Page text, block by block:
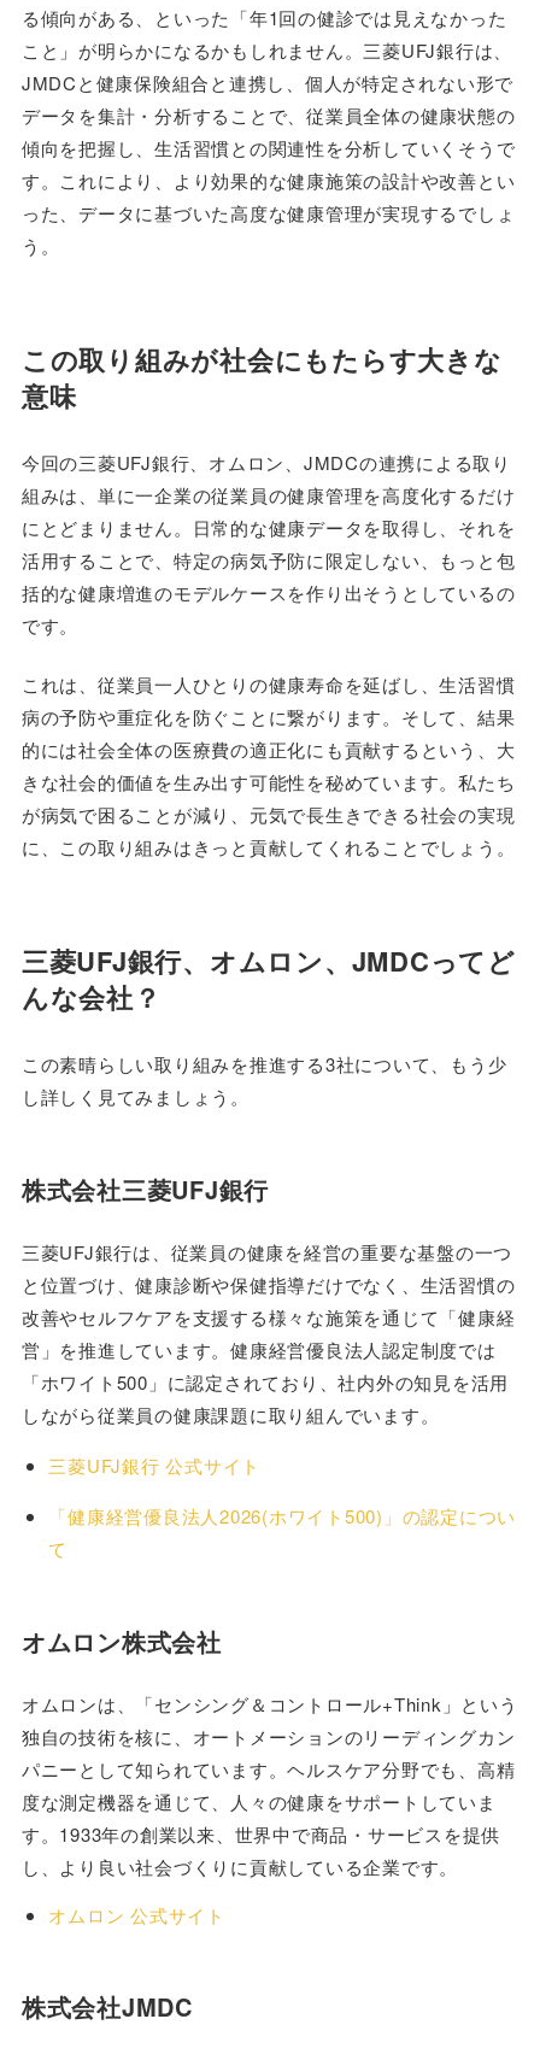
る傾向がある、といった「年1回の健診では見えなかった
こと」が明らかになるかもしれません。三菱UFJ銀行は、
JMDCと健康保険組合と連携し、個人が特定されない形で
データを集計・分析することで、従業員全体の健康状態の
傾向を把握し、生活習慣との関連性を分析していくそうで
す。これにより、より効果的な健康施策の設計や改善とい
った、データに基づいた高度な健康管理が実現するでしょ
う。
この取り組みが社会にもたらす大きな
意味
今回の三菱UFJ銀行、オムロン、JMDCの連携による取り
組みは、単に一企業の従業員の健康管理を高度化するだけ
にとどまりません。日常的な健康データを取得し、それを
活用することで、特定の病気予防に限定しない、もっと包
括的な健康増進のモデルケースを作り出そうとしているの
です。
これは、従業員一人ひとりの健康寿命を延ばし、生活習慣
病の予防や重症化を防ぐことに繋がります。そして、結果
的には社会全体の医療費の適正化にも貢献するという、大
きな社会的価値を生み出す可能性を秘めています。私たち
が病気で困ることが減り、元気で長生きできる社会の実現
に、この取り組みはきっと貢献してくれることでしょう。
三菱UFJ銀行、オムロン、JMDCってど
んな会社？
この素晴らしい取り組みを推進する3社について、もう少
し詳しく見てみましょう。
株式会社三菱UFJ銀行
三菱UFJ銀行は、従業員の健康を経営の重要な基盤の一つ
と位置づけ、健康診断や保健指導だけでなく、生活習慣の
改善やセルフケアを支援する様々な施策を通じて「健康経
営」を推進しています。健康経営優良法人認定制度では
「ホワイト500」に認定されており、社内外の知見を活用
しながら従業員の健康課題に取り組んでいます。
三菱UFJ銀行 公式サイト
「健康経営優良法人2026(ホワイト500)」の認定につい
て
オムロン株式会社
オムロンは、「センシング＆コントロール+Think」という
独自の技術を核に、オートメーションのリーディングカン
パニーとして知られています。ヘルスケア分野でも、高精
度な測定機器を通じて、人々の健康をサポートしていま
す。1933年の創業以来、世界中で商品・サービスを提供
し、より良い社会づくりに貢献している企業です。
オムロン 公式サイト
株式会社JMDC